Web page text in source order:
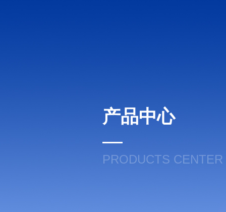
产品中心
PRODUCTS CENTER